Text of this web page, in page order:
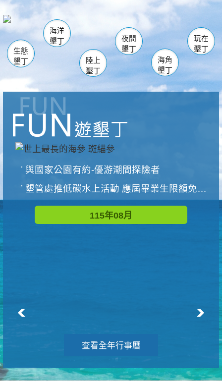
南仁湖
海生館
恆春 佳樂水
龍鑾潭自然中心 森林遊樂區
瓊麻館
關山 墾管處遊客中心
社頂公園 風吹沙
船帆石
白砂 龍磐公園
香蕉灣
砂島
鵝鑾鼻
生態
墾丁
海洋
墾丁
陸上
墾丁
夜間
墾丁
海角
墾丁
玩在
墾丁
與國家公園有約-優游潮間探險者
墾管處推低碳水上活動 應屆畢業生限額免費參加
115年08月
查看全年行事曆